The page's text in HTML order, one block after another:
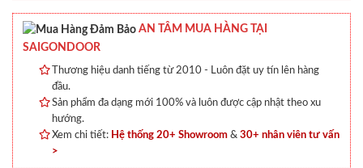
AN TÂM MUA HÀNG TẠI
SAIGONDOOR
Thương hiệu danh tiếng từ 2010 - Luôn đặt uy tín lên hàng
đầu.
Sản phẩm đa dạng mới 100% và luôn được cập nhật theo xu
hướng.
Xem chi tiết: Hệ thống 20+ Showroom & 30+ nhân viên tư vấn
>